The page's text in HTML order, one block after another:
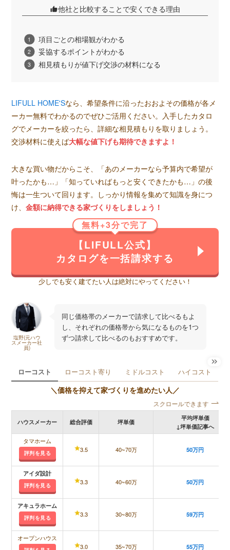
他社と比較することで安くできる理由
項目ごとの相場観がわかる
妥協するポイントがわかる
相見積もりが値下げ交渉の材料になる
LIFULL HOME'Sなら、希望条件に沿ったおおよその価格が各メ
ーカー無料でわかるのでぜひご活用ください。入手したカタロ
グでメーカーを絞ったら、詳細な相見積もりを取りましょう。
交渉材料に使えば大幅な値下げも期待できますよ！
大きな買い物だからこそ、「あのメーカーなら予算内で希望が
叶ったかも…」「知っていればもっと安くできたかも…」の後
悔は一生ついて回ります。しっかり情報を集めて知識を身につ
け、金額に納得できる家づくりをしましょう！
無料+3分で完了
【LIFULL公式】
カタログを一括請求する
少しでも安く建てたい人は絶対にやってください！
塩野(元ハウ
スメーカー社
員)
同じ価格帯のメーカーで請求して比べるもよ
し、それぞれの価格帯から気になるものを1つ
ずつ請求して比べるのもおすすめです。
ローコスト ローコスト寄り ミドルコスト ハイコスト
＼価格を抑えて家づくりを進めたい人／
スクロールできます
ハウスメーカー 総合評価 坪単価
平均坪単価
↓坪単価記事へ
タマホーム
評判を見る 3.5 40~70万 50万円
アイダ設計
評判を見る 3.3 40~60万 50万円
アキュラホーム
評判を見る 3.3 30~80万 59万円
オープンハウス
3.0 35~70万 55万円